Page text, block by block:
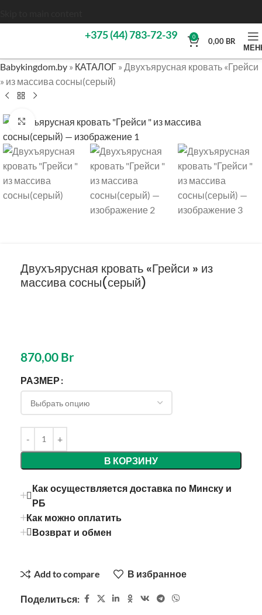
+375 (44) 783-72-39 0 0,00 BR
Babykingdom.by » КАТАЛОГ » Двухъярусная кровать «Грейси
» из массива сосны(серый)
Нажмите, чтобы увеличить
Двухъярусная кровать «Грейси » из
массива сосны(серый)
870,00 Br
РАЗМЕР
В КОРЗИНУ
Как осуществляется доставка по Минску и
РБ
Как можно оплатить
Возврат и обмен
Add to compare В избранное
Поделиться: